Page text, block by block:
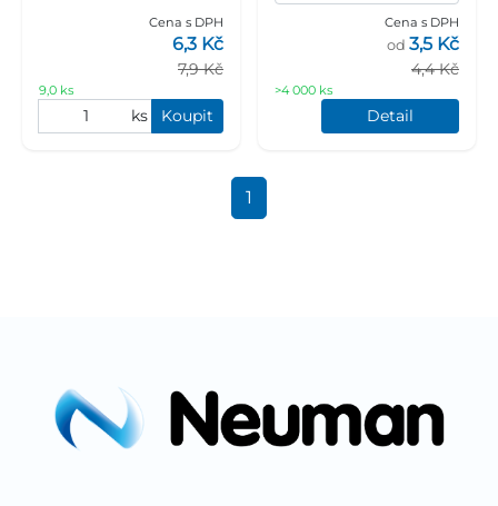
Cena s DPH
7,9 Kč
6,3 Kč
9,0 ks
ks Koupit
Cena s DPH
4,4 Kč
od 3,5 Kč
>4 000 ks
Detail
1